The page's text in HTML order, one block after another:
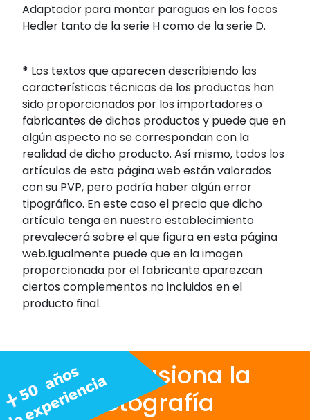
Adaptador para montar paraguas en los focos
Hedler tanto de la serie H como de la serie D.
* Los textos que aparecen describiendo las
características técnicas de los productos han
sido proporcionados por los importadores o
fabricantes de dichos productos y puede que en
algún aspecto no se correspondan con la
realidad de dicho producto. Así mismo, todos los
artículos de esta página web están valorados
con su PVP, pero podría haber algún error
tipográfico. En este caso el precio que dicho
artículo tenga en nuestro establecimiento
prevalecerá sobre el que figura en esta página
web.Igualmente puede que en la imagen
proporcionada por el fabricante aparezcan
ciertos complementos no incluidos en el
producto final.
Nos apasiona la
fotografía